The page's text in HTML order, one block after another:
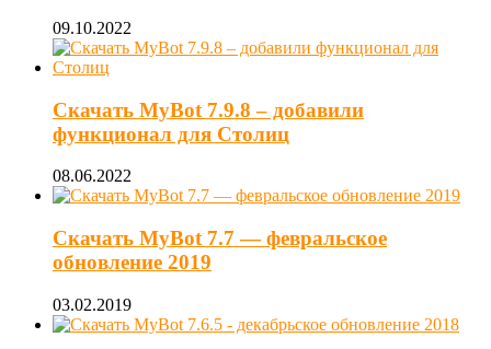
09.10.2022
Скачать MyBot 7.9.8 – добавили
функционал для Столиц
08.06.2022
Скачать MyBot 7.7 — февральское
обновление 2019
03.02.2019